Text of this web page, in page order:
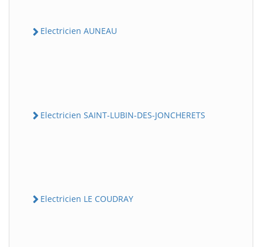
Electricien AUNEAU
Electricien SAINT-LUBIN-DES-JONCHERETS
Electricien LE COUDRAY